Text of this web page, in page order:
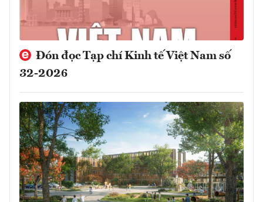
Đón đọc Tạp chí Kinh tế Việt Nam số
32-2026